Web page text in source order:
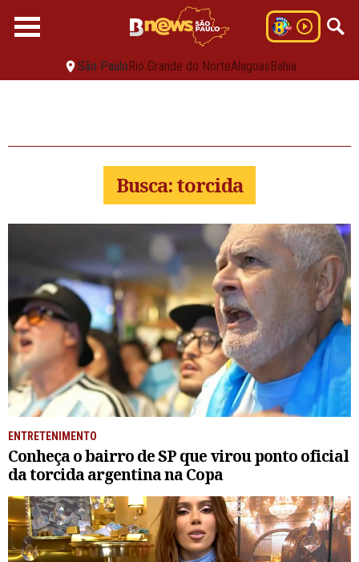
São PauloRio Grande do NorteAlagoasBahia
Busca: torcida
ENTRETENIMENTO
Conheça o bairro de SP que virou ponto oficial
da torcida argentina na Copa